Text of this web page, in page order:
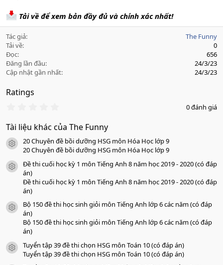
Tải về để xem bản đầy đủ và chính xác nhất!
Tác giả
The Funny
Tải về
0
Đọc
656
Đăng lần đầu
24/3/23
Cập nhật gần nhất
24/3/23
Ratings
0
0
s
a
o
0 đánh giá
Tài liệu khác của The Funny
icon tài liệu
20 Chuyên đề bồi dưỡng HSG môn Hóa Học lớp 9
20 Chuyên đề bồi dưỡng HSG môn Hóa Học lớp 9
icon tài liệu
Đề thi cuối học kỳ 1 môn Tiếng Anh 8 năm học 2019 - 2020 (có đáp
án)
Đề thi cuối học kỳ 1 môn Tiếng Anh 8 năm học 2019 - 2020 (có đáp
án)
icon tài liệu
Bộ 150 đề thi học sinh giỏi môn Tiếng Anh lớp 6 các năm (có đáp
án)
Bộ 150 đề thi học sinh giỏi môn Tiếng Anh lớp 6 các năm (có đáp
án)
icon tài liệu
Tuyển tập 39 đề thi chọn HSG môn Toán 10 (có đáp án)
Tuyển tập 39 đề thi chọn HSG môn Toán 10 (có đáp án)